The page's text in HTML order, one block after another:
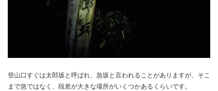
登山口すぐは太郎坂と呼ばれ、急坂と言われることがありますが、そこ
まで急ではなく、段差が大きな場所がいくつかあるくらいです。